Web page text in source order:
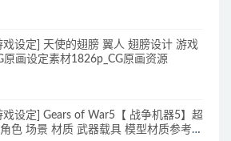
戏设定] 天使的翅膀 翼人 翅膀设计 游戏
原画设定素材1826p_CG原画资源
戏设定] Gears of War5【 战争机器5】超
色 场景 材质 武器载具 模型材质参考图